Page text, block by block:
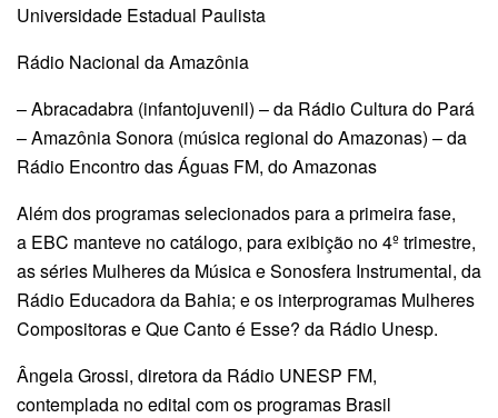
Universidade Estadual Paulista
Rádio Nacional da Amazônia
– Abracadabra (infantojuvenil) – da Rádio Cultura do Pará
– Amazônia Sonora (música regional do Amazonas) – da
Rádio Encontro das Águas FM, do Amazonas
Além dos programas selecionados para a primeira fase,
a EBC manteve no catálogo, para exibição no 4º trimestre,
as séries Mulheres da Música e Sonosfera Instrumental, da
Rádio Educadora da Bahia; e os interprogramas Mulheres
Compositoras e Que Canto é Esse? da Rádio Unesp.
Ângela Grossi, diretora da Rádio UNESP FM,
contemplada no edital com os programas Brasil